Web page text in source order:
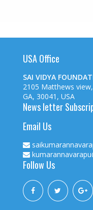
USA Office
SAI VIDYA
2105 Matthews
GA, 30041, USA
News letter
Email Us
Follow Us